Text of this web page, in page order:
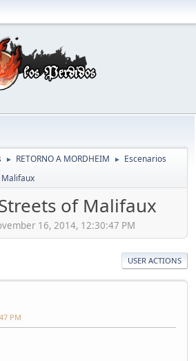
► RETORNO A MORDHEIM ► Escenarios
of Malifaux
16, 2014, 12:30:47 PM
USER ACTIONS
PM